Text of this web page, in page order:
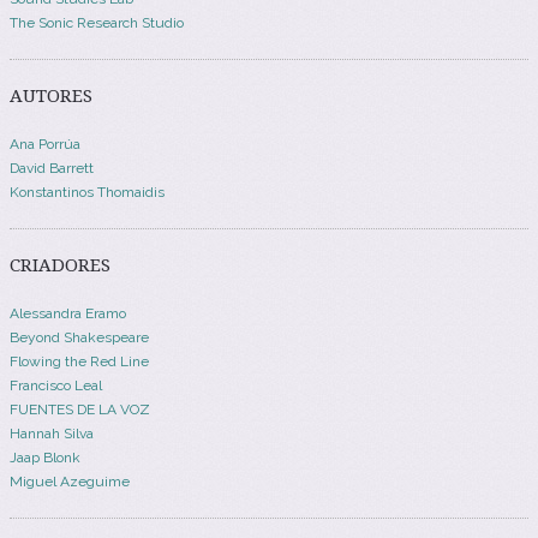
The Sonic Research Studio
AUTORES
Ana Porrúa
David Barrett
Konstantinos Thomaidis
CRIADORES
Alessandra Eramo
Beyond Shakespeare
Flowing the Red Line
Francisco Leal
FUENTES DE LA VOZ
Hannah Silva
Jaap Blonk
Miguel Azeguime